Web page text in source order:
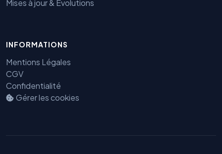
Mises à jour & Évolutions
INFORMATIONS
Mentions Légales
CGV
Confidentialité
Gérer les cookies